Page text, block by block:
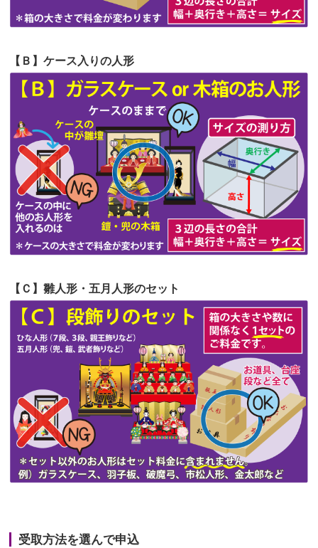
第58回人形供養祭令和5年12月21日(水)
第56回人形供養祭 令和4年10月19日(水)
第55回人形供養祭令和4年9月8日(木)
第54回人形供養祭令和4年8月1日(月)
第53回人形供養祭令和4年7月1日(金)
第52回人形供養祭令和4年5月17日(火)
第51回人形供養祭令和4年4月18日(月)
第50回人形供養祭令和4年3月15日(火)
第49回人形供養祭令和4年1月17日(月)
第48回人形供養祭令和3年12月3日(金)
第47回人形供養祭 令和3年10月11日(月)
第46回人形供養祭 令和3年9月13日(月)
第45回人形供養祭令和3年7月12日(月)
第44回人形供養祭令和3年6月3日(木)
第43回人形供養祭令和3年4月23日(金)
【Ｂ】ケース入りの人形
【Ｃ】雛人形・五月人形のセット
受取方法を選んで申込